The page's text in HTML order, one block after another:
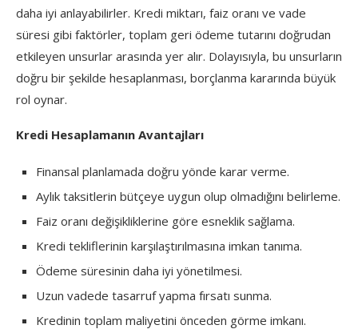
daha iyi anlayabilirler. Kredi miktarı, faiz oranı ve vade
süresi gibi faktörler, toplam geri ödeme tutarını doğrudan
etkileyen unsurlar arasında yer alır. Dolayısıyla, bu unsurların
doğru bir şekilde hesaplanması, borçlanma kararında büyük
rol oynar.
Kredi Hesaplamanın Avantajları
Finansal planlamada doğru yönde karar verme.
Aylık taksitlerin bütçeye uygun olup olmadığını belirleme.
Faiz oranı değişikliklerine göre esneklik sağlama.
Kredi tekliflerinin karşılaştırılmasına imkan tanıma.
Ödeme süresinin daha iyi yönetilmesi.
Uzun vadede tasarruf yapma fırsatı sunma.
Kredinin toplam maliyetini önceden görme imkanı.